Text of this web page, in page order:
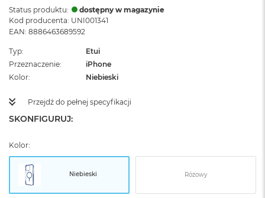
Status produktu:
dostępny w magazynie
Kod producenta: UNI001341
EAN: 8886463689592
Typ
Etui
Przeznaczenie
iPhone
Kolor
Niebieski
Przejdź do pełnej specyfikacji
SKONFIGURUJ:
Kolor:
Niebieski Różowy